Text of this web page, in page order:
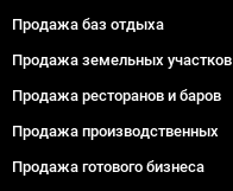
Продажа баз отдыха
Продажа земельных участков
Продажа ресторанов и баров
Продажа производственных
Продажа готового бизнеса